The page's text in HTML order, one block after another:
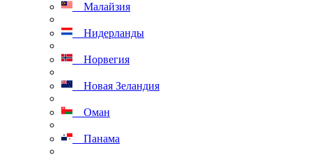
Малайзия
Нидерланды
Норвегия
Новая Зеландия
Оман
Панама